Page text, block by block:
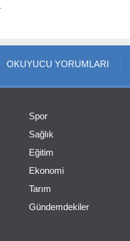
OKUYUCU YORUMLARI
Spor
Sağlık
Eğitim
Ekonomi
Tarım
Gündemdekiler